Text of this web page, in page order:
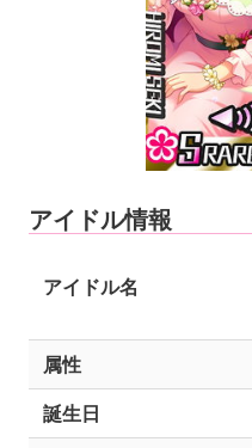
アイドル情報
アイドル名
属性
誕生日